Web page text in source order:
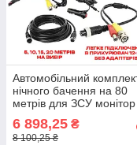
Автомобільний
нічного бачення на 80
метрів для ЗСУ
дюймів 1024x600 AHD
6 898,25 ₴
8 100,25 ₴